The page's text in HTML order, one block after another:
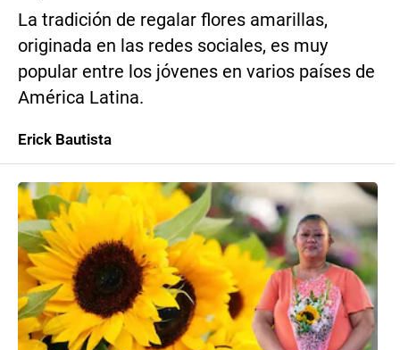
La tradición de regalar flores amarillas,
originada en las redes sociales, es muy
popular entre los jóvenes en varios países de
América Latina.
Erick Bautista